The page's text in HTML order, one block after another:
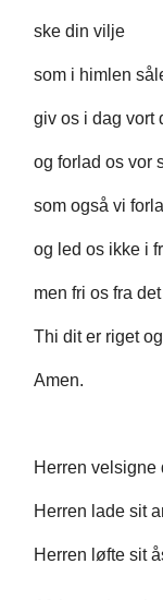
ske din vilje
som i himlen
giv os i dag vort
og forlad os vor
som også vi
og led os ikke i
men fri os fra
Thi dit er riget
Amen.
Herren velsigne
Herren lade sit
Herren løfte sit